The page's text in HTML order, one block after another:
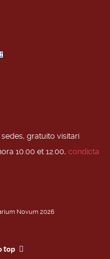
gratuito visitari
10.00 et 12.00, condicta
Novum 2026
top